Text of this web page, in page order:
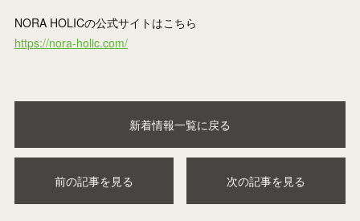
NORA HOLICの公式サイトはこちら
https://nora-holic.com/
前の記事を見る
新着情報一覧に戻る
次の記事を見る